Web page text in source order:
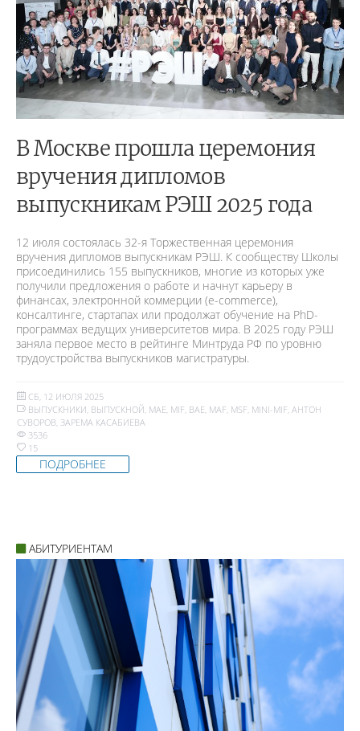
В Москве прошла церемония
вручения дипломов
выпускникам РЭШ 2025 года
12 июля состоялась 32-я Торжественная церемония
вручения дипломов выпускникам РЭШ. К сообществу Школы
присоединились 155 выпускников, многие из которых уже
получили предложения о работе и начнут карьеру в
финансах, электронной коммерции (e-commerce),
консалтинге, стартапах или продолжат обучение на PhD-
программах ведущих университетов мира. В 2025 году РЭШ
заняла первое место в рейтинге Минтруда РФ по уровню
трудоустройства выпускников магистратуры.
СБ, 12 ИЮЛЯ 2025
ВЫПУСКНИКИ ВЫПУСКНОЙ MAE MIF BAE MAF MSF MINI-MIF АНТОН
СУВОРОВ ЗАРЕМА КАСАБИЕВА
3536
15
ПОДРОБНЕЕ
АБИТУРИЕНТАМ